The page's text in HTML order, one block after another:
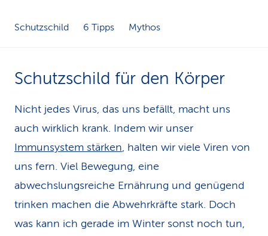
Schutzschild 6 Tipps Mythos
Schutzschild für den Körper
Nicht jedes Virus, das uns befällt, macht uns
auch wirklich krank. Indem wir unser
Immunsystem stärken, halten wir viele Viren von
uns fern. Viel Bewegung, eine
abwechslungsreiche Ernährung und genügend
trinken machen die Abwehrkräfte stark. Doch
was kann ich gerade im Winter sonst noch tun,